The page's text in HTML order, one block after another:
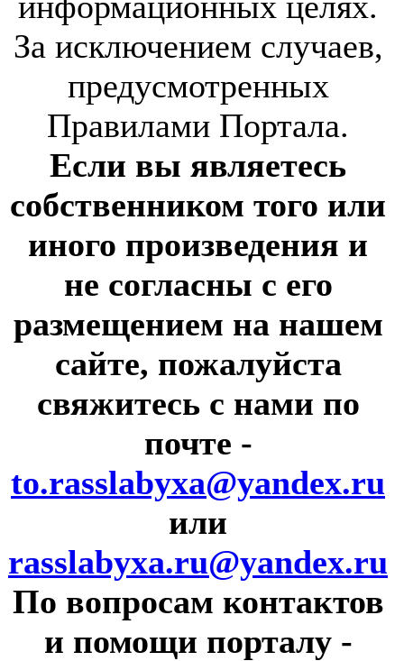
За исключением случаев,
предусмотренных
Правилами Портала.
Если вы являетесь
собственником того или
иного произведения и
не согласны с его
размещением на нашем
сайте, пожалуйста
свяжитесь с нами по
почте -
to.rasslabyxa@yandex.ru
или
rasslabyxa.ru@yandex.ru
По вопросам контактов
и помощи порталу -